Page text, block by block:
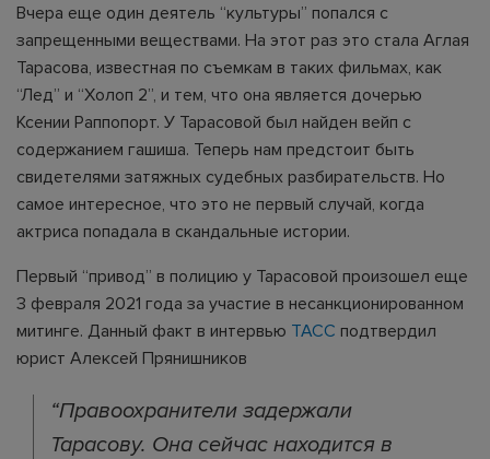
Вчера еще один деятель “культуры” попался с
запрещенными веществами. На этот раз это стала Аглая
Тарасова, известная по съемкам в таких фильмах, как
“Лед” и “Холоп 2”, и тем, что она является дочерью
Ксении Раппопорт. У Тарасовой был найден вейп с
содержанием гашиша. Теперь нам предстоит быть
свидетелями затяжных судебных разбирательств. Но
самое интересное, что это не первый случай, когда
актриса попадала в скандальные истории.
Первый “привод” в полицию у Тарасовой произошел еще
3 февраля 2021 года за участие в несанкционированном
митинге. Данный факт в интервью ТАСС подтвердил
юрист Алексей Прянишников
“Правоохранители задержали
Тарасову. Она сейчас находится в